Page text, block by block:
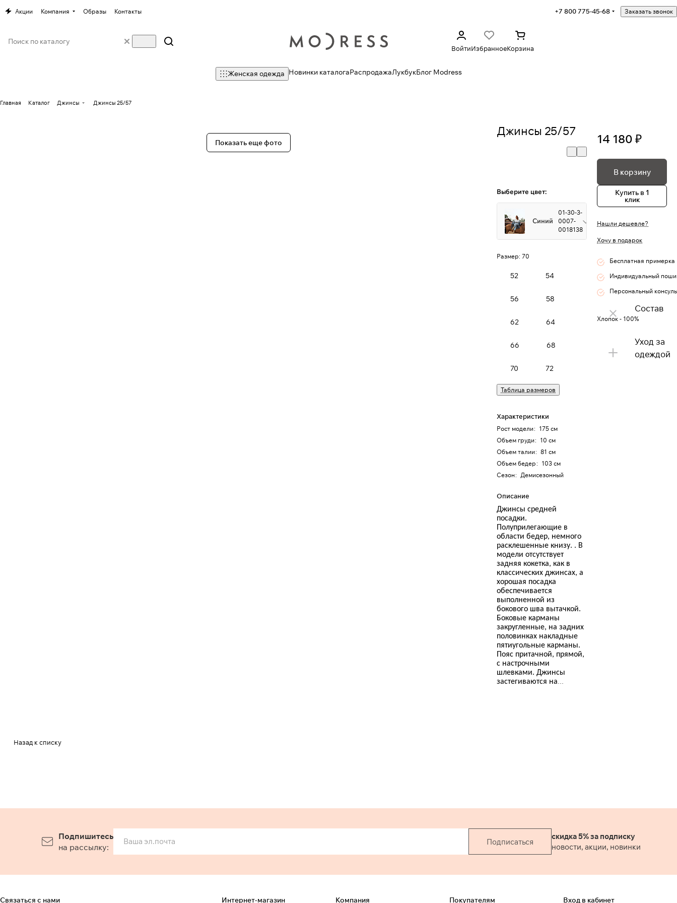
Акции Компания Образы Контакты +7 800 775-45-68 Заказать звонок
ВойтиИзбранноеКорзина
Женская одежда Новинки каталогаРаспродажаЛукбукБлог Modress
Главная Каталог Джинсы Джинсы 25/57
Показать еще фото
Джинсы 25/57
Выберите цвет:
Синий
01-30-3-
0007-
0018138
Размер: 70
52 54
56 58
62 64
66 68
70 72
Таблица размеров
Характеристики
Рост модели: 175 см
Объем груди: 10 см
Объем талии: 81 см
Объем бедер: 103 см
Сезон: Демисезонный
Описание
Джинсы средней
посадки.
Полуприлегающие в
области бедер, немного
расклешенные книзу. . В
модели отсутствует
задняя кокетка, как в
классических джинсах, а
хорошая посадка
обеспечивается
выполненной из
бокового шва вытачкой.
Боковые карманы
закругленные, на задних
половинках накладные
пятиугольные карманы.
Пояс притачной, прямой,
с настрочными
шлевками. Джинсы
застегиваются на
14 180 ₽
В корзину
Купить в 1
клик
Нашли дешевле?
Хочу в подарок
Бесплатная примерка
Индивидуальный
Персональный
Состав
Хлопок - 100%
Уход за
одеждой
Назад к списку
Подпишитесь
на рассылку:
Подписаться
скидка 5% за подписку
новости, акции, новинки
Связаться с нами Интернет-магазин Компания Покупателям Вход в кабинет